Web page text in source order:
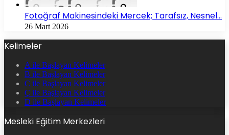
Fotoğraf Makinesindeki Mercek; Tarafsız, Nesnel…
26 Mart 2026
Kelimeler
A ile Başlayan Kelimeler
B ile Başlayan Kelimeler
C ile Başlayan Kelimeler
Ç ile Başlayan Kelimeler
D ile Başlayan Kelimeler
Mesleki Eğitim Merkezleri